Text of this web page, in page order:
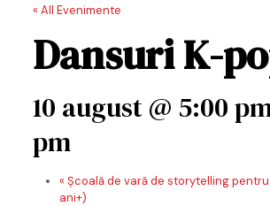
« All Evenimente
Dansuri K-
10 august @ 5:00
pm
« Şcoală de vară de storytelling
ani+)